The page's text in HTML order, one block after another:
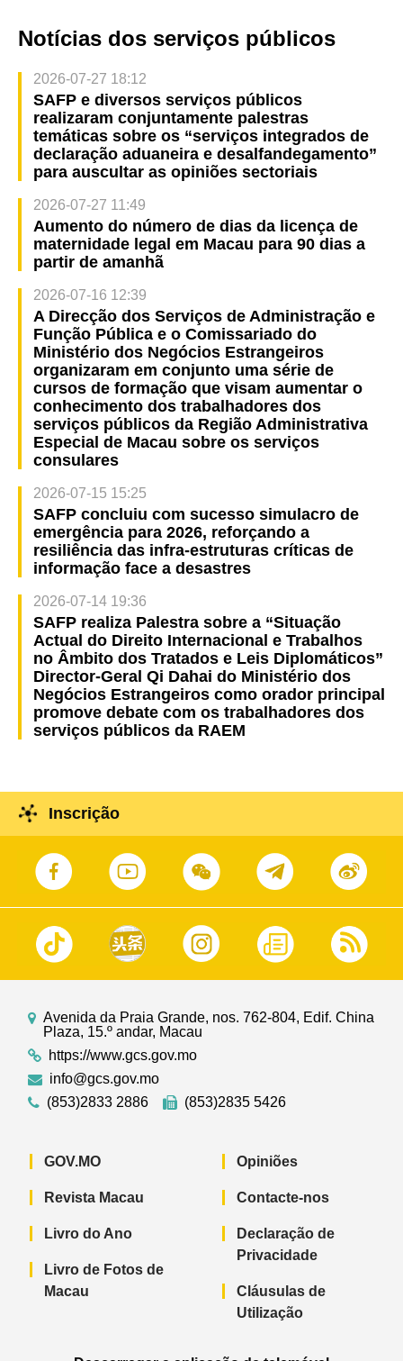
Notícias dos serviços públicos
2026-07-27 18:12
SAFP e diversos serviços públicos
realizaram conjuntamente palestras
temáticas sobre os “serviços integrados de
declaração aduaneira e desalfandegamento”
para auscultar as opiniões sectoriais
2026-07-27 11:49
Aumento do número de dias da licença de
maternidade legal em Macau para 90 dias a
partir de amanhã
2026-07-16 12:39
A Direcção dos Serviços de Administração e
Função Pública e o Comissariado do
Ministério dos Negócios Estrangeiros
organizaram em conjunto uma série de
cursos de formação que visam aumentar o
conhecimento dos trabalhadores dos
serviços públicos da Região Administrativa
Especial de Macau sobre os serviços
consulares
2026-07-15 15:25
SAFP concluiu com sucesso simulacro de
emergência para 2026, reforçando a
resiliência das infra-estruturas críticas de
informação face a desastres
2026-07-14 19:36
SAFP realiza Palestra sobre a “Situação
Actual do Direito Internacional e Trabalhos
no Âmbito dos Tratados e Leis Diplomáticos”
Director-Geral Qi Dahai do Ministério dos
Negócios Estrangeiros como orador principal
promove debate com os trabalhadores dos
serviços públicos da RAEM
Inscrição
Avenida da Praia Grande, nos. 762-804, Edif. China
Plaza, 15.º andar, Macau
https://www.gcs.gov.mo
info@gcs.gov.mo
(853)2833 2886
(853)2835 5426
GOV.MO
Revista Macau
Livro do Ano
Livro de Fotos de
Macau
Opiniões
Contacte-nos
Declaração de
Privacidade
Cláusulas de
Utilização